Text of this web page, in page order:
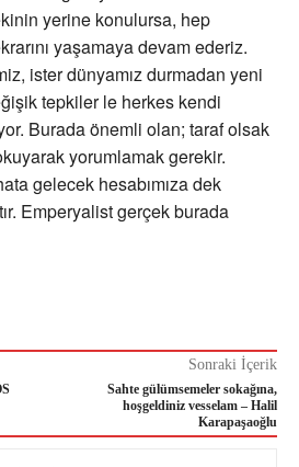
yerine konulursa, hep
yaşamaya devam ederiz.
ister dünyamız durmadan yeni
tepkiler le herkes kendi
Burada önemli olan; taraf olsak
yorumlamak gerekir.
gelecek hesabımıza dek
Emperyalist gerçek burada
Sonraki İçerik
Sahte gülümsemeler sokağına,
hoşgeldiniz vesselam – Halil
Karapaşaoğlu